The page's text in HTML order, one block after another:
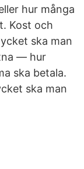
hur många
Kost och
ska man
— hur
ska betala.
ska man